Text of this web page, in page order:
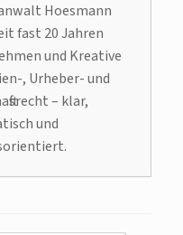
Hoesmann
fast 20 Jahren
und Kreative
, Urheber- und
– klar,
und